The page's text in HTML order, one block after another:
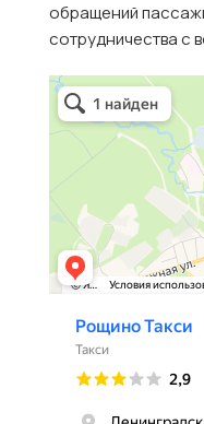
обращений
сотрудничества с